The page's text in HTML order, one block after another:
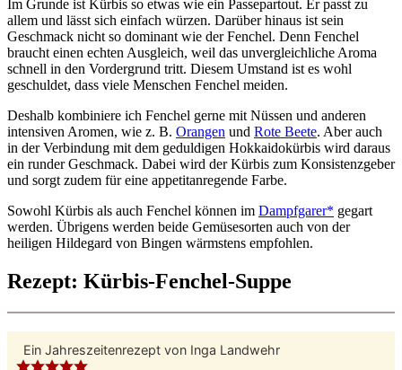
Im Grunde ist Kürbis so etwas wie ein Passepartout. Er passt zu
allem und lässt sich einfach würzen. Darüber hinaus ist sein
Geschmack nicht so dominant wie der Fenchel. Denn Fenchel
braucht einen echten Ausgleich, weil das unvergleichliche Aroma
schnell in den Vordergrund tritt. Diesem Umstand ist es wohl
geschuldet, dass viele Menschen Fenchel meiden.
Deshalb kombiniere ich Fenchel gerne mit Nüssen und anderen
intensiven Aromen, wie z. B. Orangen und Rote Beete. Aber auch
in der Verbindung mit dem geduldigen Hokkaidokürbis wird daraus
ein runder Geschmack. Dabei wird der Kürbis zum Konsistenzgeber
und sorgt zudem für eine appetitanregende Farbe.
Sowohl Kürbis als auch Fenchel können im Dampfgarer* gegart
werden. Übrigens werden beide Gemüsesorten auch von der
heiligen Hildegard von Bingen wärmstens empfohlen.
Rezept: Kürbis-Fenchel-Suppe
Ein Jahreszeitenrezept von Inga Landwehr